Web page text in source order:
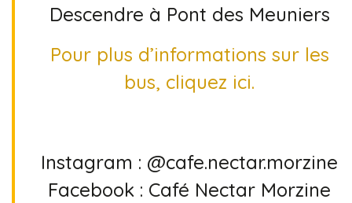
Descendre à Pont des Meuniers
Pour plus d’informations sur les
bus, cliquez ici.
Instagram : @cafe.nectar.morzine
Facebook : Café Nectar Morzine